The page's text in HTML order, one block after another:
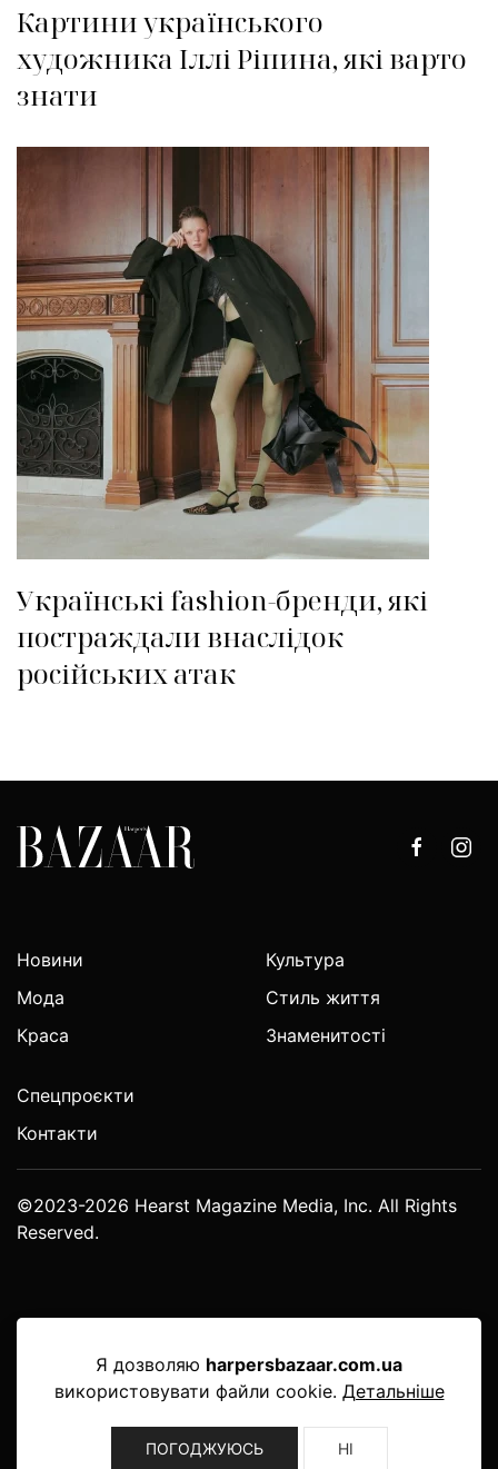
Картини українського
художника Іллі Ріпина, які варто
знати
Українські fashion-бренди, які
постраждали внаслідок
російських атак
Я дозволяю harpersbazaar.com.ua
використовувати файли cookie. Детальніше
ПОГОДЖУЮСЬ НІ
Новини
Мода
Краса
Культура
Стиль життя
Знаменитості
Спецпроєкти
Контакти
©2023-2026 Hearst Magazine Media, Inc. All Rights
Reserved.